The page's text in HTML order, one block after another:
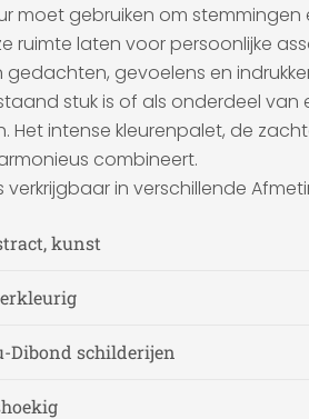
moet gebruiken om
ruimte laten voor persoonlijke
gevoelens en
stuk is of als onderdeel
Het intense kleurenpalet, de
combineert.
in verschillende
kunst
Dibond schilderijen